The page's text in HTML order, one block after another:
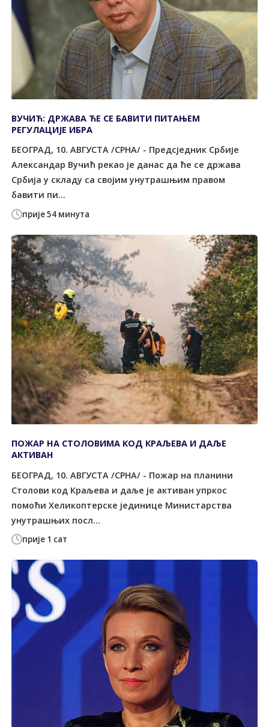
прије 54 минута
ВУЧИЋ: ДРЖАВА ЋЕ СЕ БАВИТИ ПИТАЊЕМ
РЕГУЛАЦИЈЕ ИБРА
БЕОГРАД, 10. АВГУСТА /СРНА/ - Предсједник Србије
Александар Вучић рекао је данас да ће се држава
Србија у складу са својим унутрашњим правом
бавити пи...
прије 1 сат
ПОЖАР НА СТОЛОВИМА КОД КРАЉЕВА И ДАЉЕ
АКТИВАН
БЕОГРАД, 10. АВГУСТА /СРНА/ - Пожар на планини
Столови код Краљева и даље је активан упркос
помоћи Хеликоптерске јединице Министарства
унутрашњих посл...